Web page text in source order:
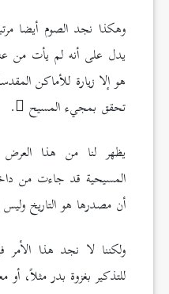
وهكذا نجد الصوم أيضا
يدل على أنه لم يأت من
هو إلا زيارة للأماكن
تحقق بمجيء المسيح .
يظهر لنا من هذا العرض
المسيحية قد جاءت من
أن مصدرها هو التاريخ وليس
ولكننا لا نجد هذا
للتذكير بغزوة بدر مثلاً، أو